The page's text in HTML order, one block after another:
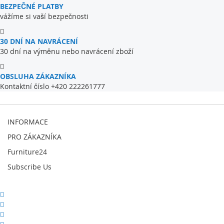
BEZPEČNÉ PLATBY
vážíme si vaší bezpečnosti
30 DNÍ NA NAVRÁCENÍ
30 dní na výměnu nebo navrácení zboží
OBSLUHA ZÁKAZNÍKA
Kontaktní číslo +420 222261777
INFORMACE
PRO ZÁKAZNÍKA
Furniture24
Subscribe Us